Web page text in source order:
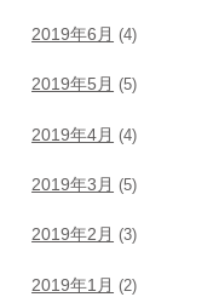
2019年6月 (4)
2019年5月 (5)
2019年4月 (4)
2019年3月 (5)
2019年2月 (3)
2019年1月 (2)